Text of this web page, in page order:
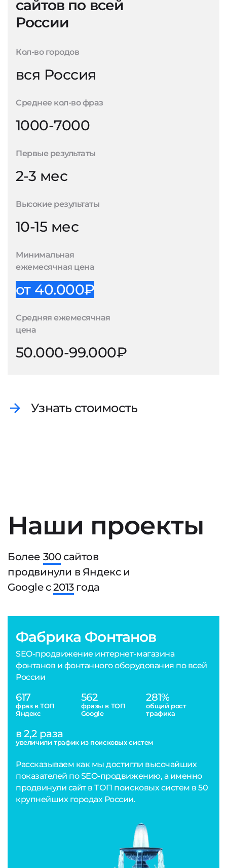
сайтов по всей
России
Кол-во городов
вся Россия
Среднее кол-во фраз
1000-7000
Первые результаты
2-3 мес
Высокие результаты
10-15 мес
Минимальная
ежемесячная цена
от 40.000₽
Средняя ежемесячная
цена
50.000-99.000₽
Узнать стоимость
Наши проекты
Более 300сайтов
продвинули в Яндекс и
Google с2013года
Фабрика Фонтанов
SEO-продвижение интернет-магазина
фонтанов и фонтанного оборудования по всей
России
617
фраз в ТОП
Яндекс
562
фразы в ТОП
Google
281%
общий рост
трафика
в 2,2 раза
увеличили трафик из поисковых систем
Рассказываем как мы достигли высочайших
показателей по SEO-продвижению, а именно
продвинули сайт в ТОП поисковых систем в 50
крупнейших городах России.